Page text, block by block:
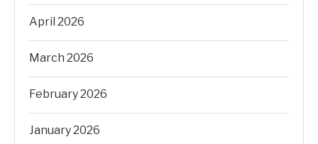
April 2026
March 2026
February 2026
January 2026